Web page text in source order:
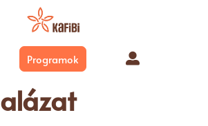
Programok
alázat